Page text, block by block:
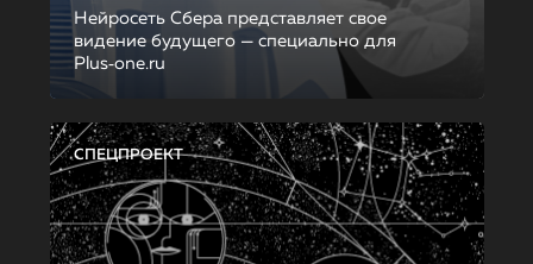
Нейросеть Сбера представляет свое
видение будущего — специально для
Plus‑one.ru
СПЕЦПРОЕКТ